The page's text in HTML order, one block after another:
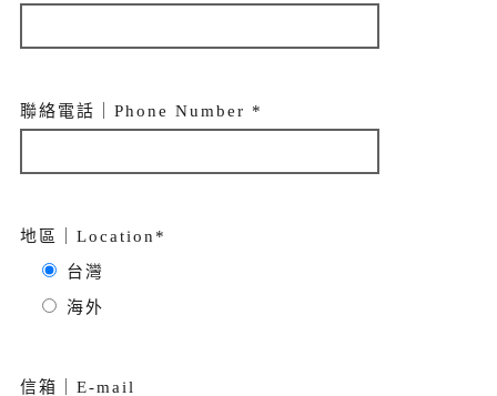
聯絡電話｜Phone Number *
地區｜Location*
台灣
海外
信箱｜E-mail